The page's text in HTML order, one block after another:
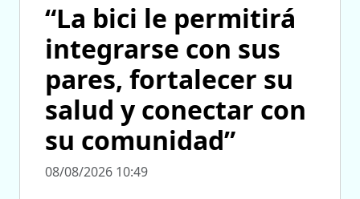
“La bici le permitirá
integrarse con sus
pares, fortalecer su
salud y conectar con
su comunidad”
08/08/2026 10:49